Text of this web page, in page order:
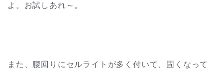
よ。お試しあれ～。
また、腰回りにセルライトが多く付いて、固くなって